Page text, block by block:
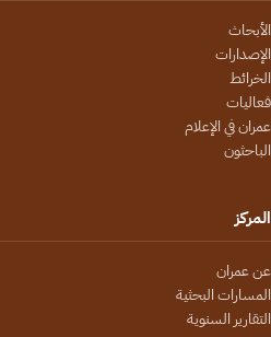
الأبحاث
الإصدارات
الخرائط
فعاليات
عمران في الإعلام
الباحثون
المركز
عن عمران
المسارات البحثية
التقارير السنوية